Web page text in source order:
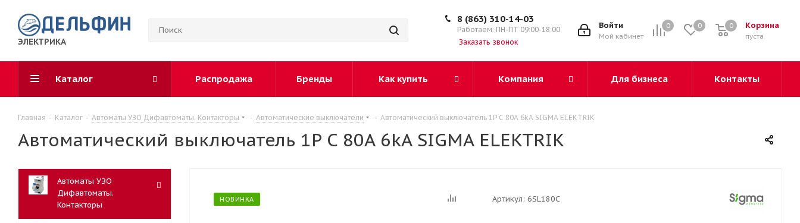
ЭЛЕКТРИКА
0 0 Корзина
пуста
0
Войти
Мой кабинет
8 (863) 310-14-03
Работаем: ПН-ПТ 09:00-18:00
Заказать звонок
Каталог Распродажа Бренды Как купить Компания Для бизнеса Контакты
Главная - Каталог - Автоматы УЗО Дифавтоматы. Контакторы - Автоматические выключатели - Автоматический выключатель 1P C 80A 6kA SIGMA ELEKTRIK
Автоматический выключатель 1P C 80A 6kA SIGMA ELEKTRIK
НОВИНКА Артикул: 6SL180C
Автоматы УЗО
Дифавтоматы.
Контакторы